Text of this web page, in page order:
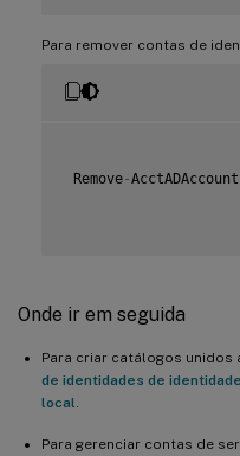
Para remover contas de
Remove-AcctADAccount
Onde ir em seguida
Para criar catálogos
de identidades de
local
Para gerenciar contas de